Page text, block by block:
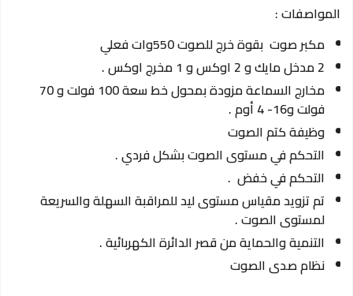
المواصفات :
مكبر صوت بقوة خرج للصوت 550وات فعلي
2 مدخل مايك و 2 اوكس و 1 مخرج اوكس .
مخارج السماعة مزودة بمحول خط سعة 100 فولت و 70
فولت و16- 4 أوم .
وظيفة كتم الصوت
التحكم في مستوى الصوت بشكل فردي .
التحكم في خفض .
تم تزويد مقياس مستوى ليد للمراقبة السهلة والسريعة
لمستوى الصوت .
التنمية والحماية من قصر الدائرة الكهربائية .
نظام صدى الصوت